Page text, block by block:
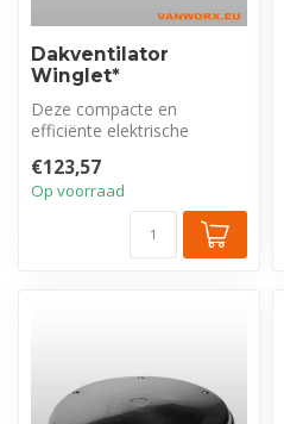
Dakventilator
Winglet*
Deze compacte en
efficiënte elektrische
gezondere omge...
€123,57
Op voorraad